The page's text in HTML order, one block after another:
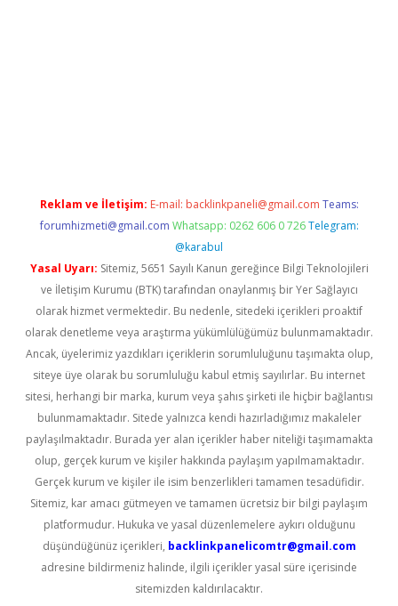
Reklam ve İletişim: E-mail: backlinkpaneli@gmail.com Teams:
forumhizmeti@gmail.com Whatsapp: 0262 606 0 726 Telegram:
@karabul
Yasal Uyarı: Sitemiz, 5651 Sayılı Kanun gereğince Bilgi Teknolojileri
ve İletişim Kurumu (BTK) tarafından onaylanmış bir Yer Sağlayıcı
olarak hizmet vermektedir. Bu nedenle, sitedeki içerikleri proaktif
olarak denetleme veya araştırma yükümlülüğümüz bulunmamaktadır.
Ancak, üyelerimiz yazdıkları içeriklerin sorumluluğunu taşımakta olup,
siteye üye olarak bu sorumluluğu kabul etmiş sayılırlar. Bu internet
sitesi, herhangi bir marka, kurum veya şahıs şirketi ile hiçbir bağlantısı
bulunmamaktadır. Sitede yalnızca kendi hazırladığımız makaleler
paylaşılmaktadır. Burada yer alan içerikler haber niteliği taşımamakta
olup, gerçek kurum ve kişiler hakkında paylaşım yapılmamaktadır.
Gerçek kurum ve kişiler ile isim benzerlikleri tamamen tesadüfidir.
Sitemiz, kar amacı gütmeyen ve tamamen ücretsiz bir bilgi paylaşım
platformudur. Hukuka ve yasal düzenlemelere aykırı olduğunu
düşündüğünüz içerikleri, backlinkpanelicomtr@gmail.com
adresine bildirmeniz halinde, ilgili içerikler yasal süre içerisinde
sitemizden kaldırılacaktır.